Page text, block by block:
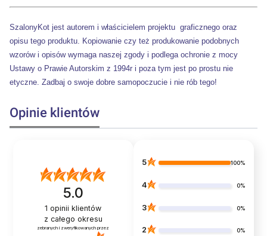
SzalonyKot jest autorem i właścicielem projektu graficznego oraz
opisu tego produktu. Kopiowanie czy też produkowanie podobnych
wzorów i opisów wymaga naszej zgody i podlega ochronie z mocy
Ustawy o Prawie Autorskim z 1994r i poza tym jest po prostu nie
etyczne. Zadbaj o swoje dobre samopoczucie i nie rób tego!
Opinie klientów
5.0
1 opinii klientów
z całego okresu
zebranych i zweryfikowanych przez
5 100%
4 0%
3 0%
2 0%